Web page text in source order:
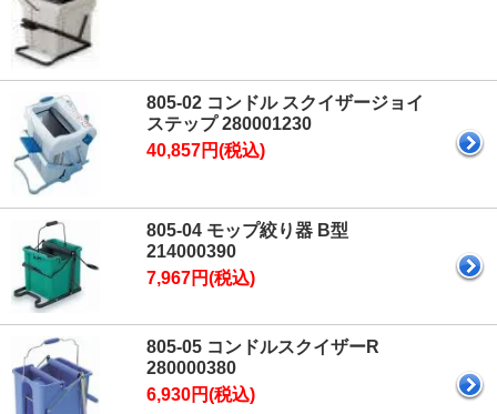
805-02 コンドル スクイザージョイ
ステップ 280001230
40,857円(税込)
805-04 モップ絞り器 B型
214000390
7,967円(税込)
805-05 コンドルスクイザーR
280000380
6,930円(税込)